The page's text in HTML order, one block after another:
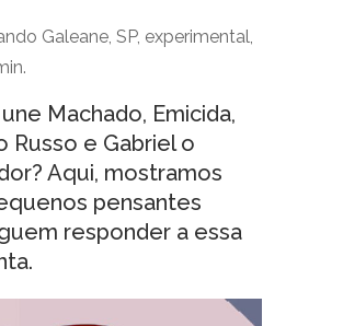
Galeane, SP, experimental,
Machado, Emicida,
Russo e Gabriel o
Aqui, mostramos
pensantes
responder a essa